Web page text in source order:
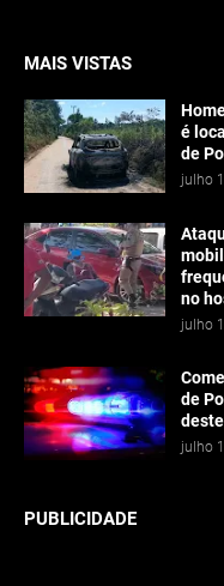
MAIS VISTAS
é
de
julho
no
julho
de
julho
PUBLICIDADE